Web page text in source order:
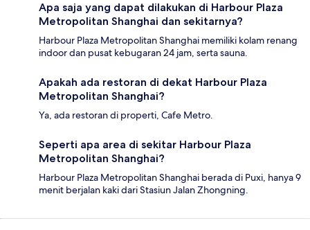
Apa saja yang dapat dilakukan di Harbour Plaza
Metropolitan Shanghai dan sekitarnya?
Harbour Plaza Metropolitan Shanghai memiliki kolam renang
indoor dan pusat kebugaran 24 jam, serta sauna.
Apakah ada restoran di dekat Harbour Plaza
Metropolitan Shanghai?
Ya, ada restoran di properti, Cafe Metro.
Seperti apa area di sekitar Harbour Plaza
Metropolitan Shanghai?
Harbour Plaza Metropolitan Shanghai berada di Puxi, hanya 9
menit berjalan kaki dari Stasiun Jalan Zhongning.